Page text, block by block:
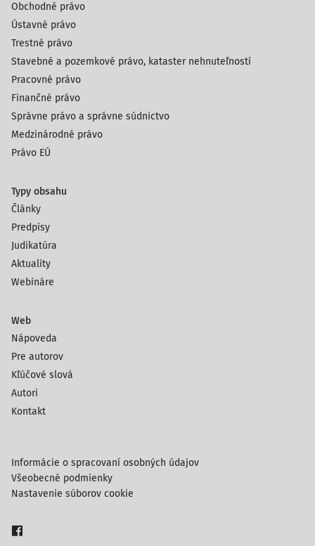
Obchodné právo
Ústavné právo
Trestné právo
Stavebné a pozemkové právo, kataster nehnuteľností
Pracovné právo
Finančné právo
Správne právo a správne súdnictvo
Medzinárodné právo
Právo EÚ
Typy obsahu
Články
Predpisy
Judikatúra
Aktuality
Webináre
Web
Nápoveda
Pre autorov
Kľúčové slová
Autori
Kontakt
Informácie o spracovaní osobných údajov
Všeobecné podmienky
Nastavenie súborov cookie